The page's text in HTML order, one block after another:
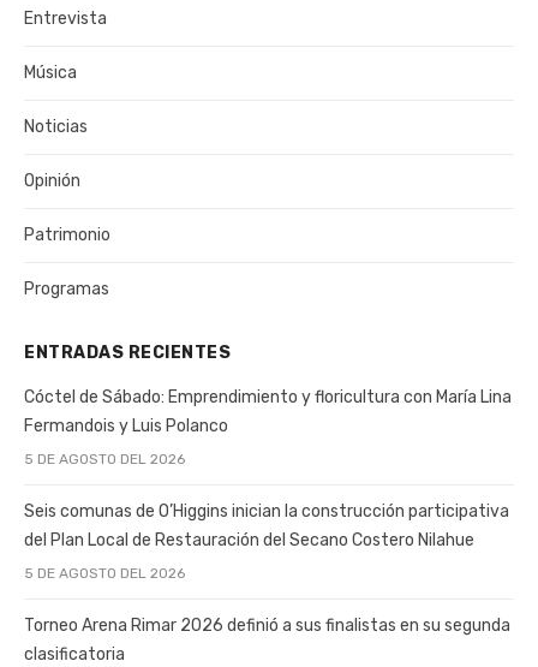
Entrevista
Música
Noticias
Opinión
Patrimonio
Programas
ENTRADAS RECIENTES
Cóctel de Sábado: Emprendimiento y floricultura con María Lina
Fermandois y Luis Polanco
5 DE AGOSTO DEL 2026
Seis comunas de O’Higgins inician la construcción participativa
del Plan Local de Restauración del Secano Costero Nilahue
5 DE AGOSTO DEL 2026
Torneo Arena Rimar 2026 definió a sus finalistas en su segunda
clasificatoria